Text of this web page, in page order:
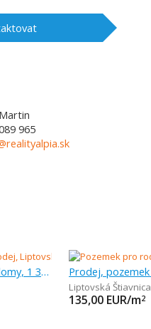
Martin
965
Prodej, pozemek pro rodinné domy, 1 349 m
Liptovská Štiavnica
135,00 EUR/m2